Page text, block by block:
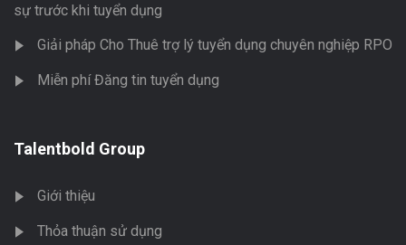
sự trước khi tuyển dụng
Giải pháp Cho Thuê trợ lý tuyển dụng chuyên nghiệp RPO
Miễn phí Đăng tin tuyển dụng
Talentbold Group
Giới thiệu
Thỏa thuận sử dụng